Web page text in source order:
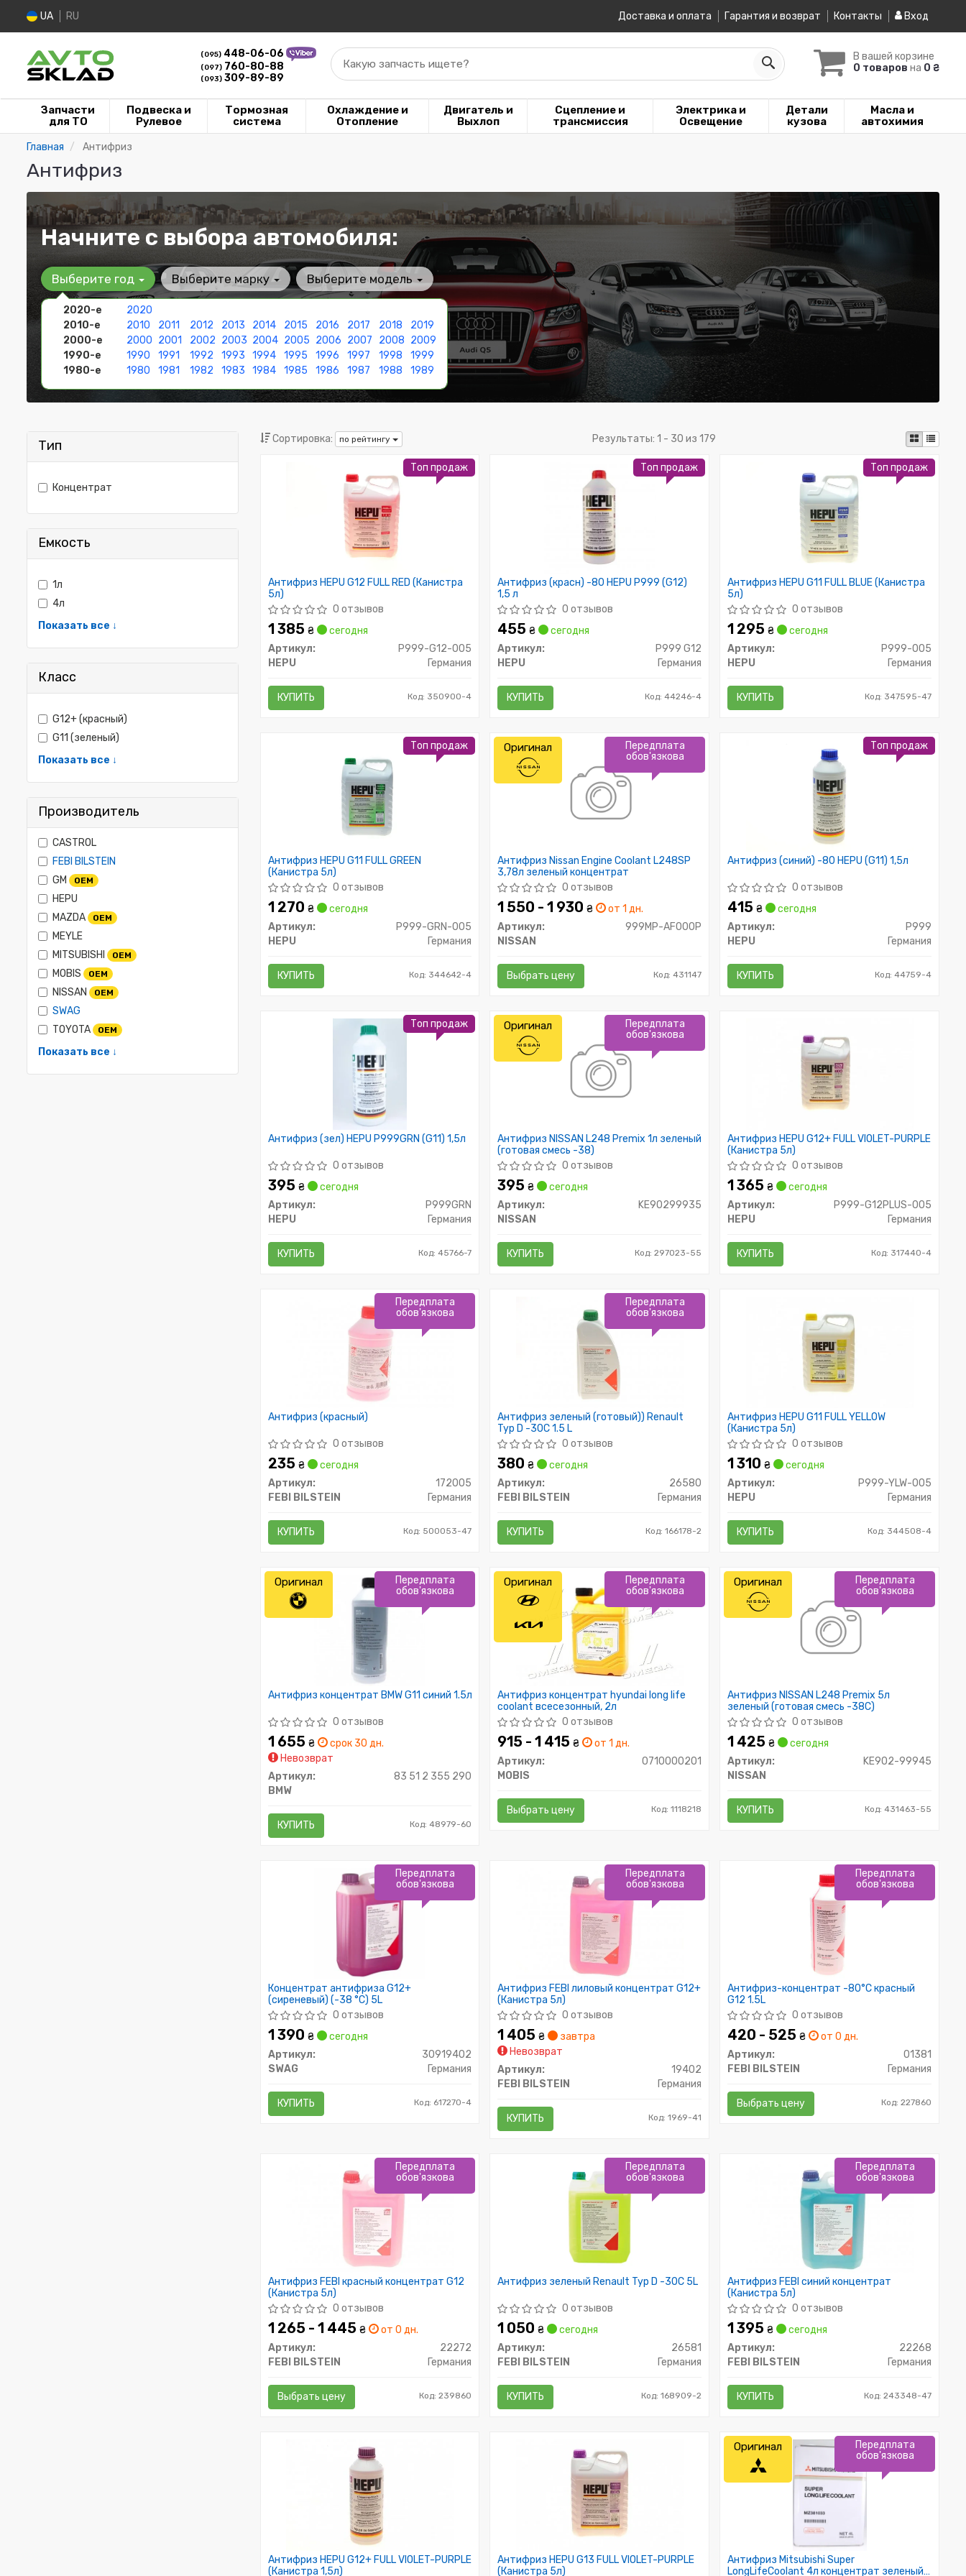
UA RU Доставка и оплата Гарантия и возврат Контакты Вход
(095) 448-06-06
(097) 760-80-88
(093) 309-89-89
В вашей корзине
0 товаров на 0 ₴
Какую запчасть ищете?
Запчасти
для ТО
Подвеска и
Рулевое
Тормозная
система
Охлаждение и
Отопление
Двигатель и
Выхлоп
Сцепление и
трансмиссия
Электрика и
Освещение
Детали
кузова
Масла и
автохимия
Главная Антифриз
Антифриз
Начните с выбора автомобиля:
Выберите год
2020-е
2020
2010-е
2010 2011 2012 2013 2014 2015 2016 2017 2018
2019
2000-е
2000 2001 2002 2003 2004 2005 2006 2007 2008 2009
1990-е
1990 1991 1992 1993 1994 1995 1996 1997 1998
1999
1980-е
1980 1981 1982 1983 1984 1985 1986 1987 1988 1989
Выберите марку Выберите модель
Тип
Концентрат
Емкость
1л
4л
Показать все ↓
Класс
G12+ (красный)
G11 (зеленый)
Показать все ↓
Производитель
CASTROL
FEBI BILSTEIN
GM
OEM
HEPU
MAZDA
OEM
MEYLE
MITSUBISHI
OEM
MOBIS OEM
NISSAN OEM
SWAG
TOYOTA
OEM
Показать все ↓
Сортировка: по рейтингу Результаты: 1 - 30 из 179
Антифриз HEPU G12 FULL RED (Канистра
5л)
0 отзывов
1 385 ₴
сегодня
Артикул:
P999-G12-005
HEPU
Германия
КУПИТЬ Код: 350900-4
Топ продаж
Антифриз (красн) -80 HEPU P999 (G12)
1,5 л
0 отзывов
455₴
сегодня
Артикул:
P999 G12
HEPU
Германия
КУПИТЬ Код: 44246-4
Топ продаж
Антифриз HEPU G11 FULL BLUE (Канистра
5л)
0 отзывов
1 295₴
сегодня
Артикул:
P999-005
HEPU
Германия
КУПИТЬ Код: 347595-47
Топ продаж
Антифриз HEPU G11 FULL GREEN
(Канистра 5л)
0 отзывов
1 270 ₴
сегодня
Артикул:
P999-GRN-005
HEPU
Германия
КУПИТЬ Код: 344642-4
Топ продаж
Антифриз Nissan Engine Coolant L248SP
3,78л зеленый концентрат
0 отзывов
1 550 - 1 930₴
от 1 дн.
Артикул:
999MP-AF000P
NISSAN
Выбрать цену Код: 431147
Передплата
обов'язкова
Оригинал
Антифриз (синий) -80 HEPU (G11) 1,5л
0 отзывов
415₴
сегодня
Артикул:
P999
HEPU
Германия
КУПИТЬ Код: 44759-4
Топ продаж
Антифриз (зел) HEPU P999GRN (G11) 1,5л
0 отзывов
395 ₴
сегодня
Артикул:
P999GRN
HEPU
Германия
КУПИТЬ Код: 45766-7
Топ продаж
Антифриз NISSAN L248 Premix 1л зеленый
(готовая смесь -38)
0 отзывов
395₴
сегодня
Артикул:
KE90299935
NISSAN
КУПИТЬ Код: 297023-55
Передплата
обов'язкова
Оригинал
Антифриз HEPU G12+ FULL VIOLET-PURPLE
(Канистра 5л)
0 отзывов
1 365₴
сегодня
Артикул:
P999-G12PLUS-005
HEPU
Германия
КУПИТЬ Код: 317440-4
Антифриз (красный)
0 отзывов
235 ₴
сегодня
Артикул:
172005
FEBI BILSTEIN
Германия
КУПИТЬ Код: 500053-47
Передплата
обов'язкова
Антифриз зеленый (готовый)) Renault
Typ D -30C 1.5 L
0 отзывов
380₴
сегодня
Артикул:
26580
FEBI BILSTEIN
Германия
КУПИТЬ Код: 166178-2
Передплата
обов'язкова
Антифриз HEPU G11 FULL YELLOW
(Канистра 5л)
0 отзывов
1 310₴
сегодня
Артикул:
P999-YLW-005
HEPU
Германия
КУПИТЬ Код: 344508-4
Антифриз концентрат BMW G11 синий 1.5л
0 отзывов
1 655 ₴
срок 30 дн.
Невозврат
Артикул:
83 51 2 355 290
BMW
КУПИТЬ Код: 48979-60
Передплата
обов'язкова
Оригинал
Антифриз концентрат hyundai long life
coolant всесезонный, 2л
0 отзывов
915 - 1 415₴
от 1 дн.
Артикул:
0710000201
MOBIS
Выбрать цену Код: 1118218
Передплата
обов'язкова
Оригинал
Антифриз NISSAN L248 Premix 5л
зеленый (готовая смесь -38C)
0 отзывов
1 425₴
сегодня
Артикул:
KE902-99945
NISSAN
КУПИТЬ Код: 431463-55
Передплата
обов'язкова
Оригинал
Концентрат антифриза G12+
(сиреневый) (-38 °C) 5L
0 отзывов
1 390 ₴
сегодня
Артикул:
30919402
SWAG
Германия
КУПИТЬ Код: 617270-4
Передплата
обов'язкова
Антифриз FEBI лиловый концентрат G12+
(Канистра 5л)
0 отзывов
1 405₴
завтра
Невозврат
Артикул:
19402
FEBI BILSTEIN
Германия
КУПИТЬ Код: 1969-41
Передплата
обов'язкова
Антифриз-концентрат -80°C красный
G12 1.5L
0 отзывов
420 - 525₴
от 0 дн.
Артикул:
01381
FEBI BILSTEIN
Германия
Выбрать цену Код: 227860
Передплата
обов'язкова
Антифриз FEBI красный концентрат G12
(Канистра 5л)
0 отзывов
1 265 - 1 445 ₴
от 0 дн.
Артикул:
22272
FEBI BILSTEIN
Германия
Выбрать цену Код: 239860
Передплата
обов'язкова
Антифриз зеленый Renault Typ D -30C 5L
0 отзывов
1 050₴
сегодня
Артикул:
26581
FEBI BILSTEIN
Германия
КУПИТЬ Код: 168909-2
Передплата
обов'язкова
Антифриз FEBI синий концентрат
(Канистра 5л)
0 отзывов
1 395₴
сегодня
Артикул:
22268
FEBI BILSTEIN
Германия
КУПИТЬ Код: 243348-47
Передплата
обов'язкова
Антифриз HEPU G12+ FULL VIOLET-PURPLE
(Канистра 1,5л)
Антифриз HEPU G13 FULL VIOLET-PURPLE
(Канистра 5л)
Антифриз Mitsubishi Super
LongLifeCoolant 4л концентрат зеленый
Передплата
обов'язкова
Оригинал